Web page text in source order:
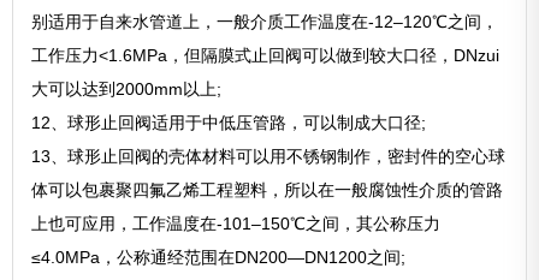
别适用于自来水管道上，一般介质工作温度在-12–120℃之间，
工作压力<1.6MPa，但隔膜式止回阀可以做到较大口径，DNzui
大可以达到2000mm以上;
12、球形止回阀适用于中低压管路，可以制成大口径;
13、球形止回阀的壳体材料可以用不锈钢制作，密封件的空心球
体可以包裹聚四氟乙烯工程塑料，所以在一般腐蚀性介质的管路
上也可应用，工作温度在-101–150℃之间，其公称压力
≤4.0MPa，公称通经范围在DN200—DN1200之间;